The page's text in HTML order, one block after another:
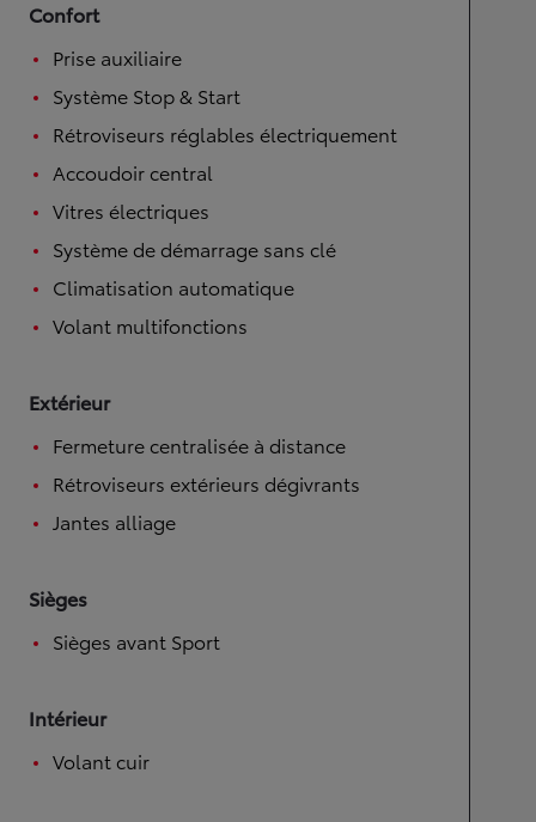
Confort
Prise auxiliaire
Système Stop & Start
Rétroviseurs réglables électriquement
Accoudoir central
Vitres électriques
Système de démarrage sans clé
Climatisation automatique
Volant multifonctions
Extérieur
Fermeture centralisée à distance
Rétroviseurs extérieurs dégivrants
Jantes alliage
Sièges
Sièges avant Sport
Intérieur
Volant cuir